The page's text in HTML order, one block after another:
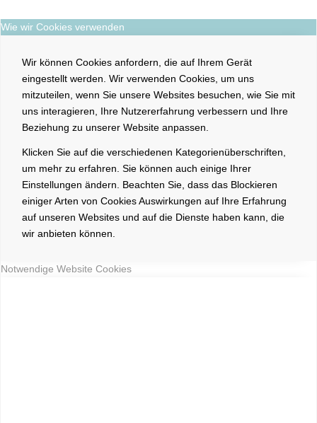
Wie wir Cookies verwenden
Wir können Cookies anfordern, die auf Ihrem Gerät
eingestellt werden. Wir verwenden Cookies, um uns
mitzuteilen, wenn Sie unsere Websites besuchen, wie Sie mit
uns interagieren, Ihre Nutzererfahrung verbessern und Ihre
Beziehung zu unserer Website anpassen.
Klicken Sie auf die verschiedenen Kategorienüberschriften,
um mehr zu erfahren. Sie können auch einige Ihrer
Einstellungen ändern. Beachten Sie, dass das Blockieren
einiger Arten von Cookies Auswirkungen auf Ihre Erfahrung
auf unseren Websites und auf die Dienste haben kann, die
wir anbieten können.
Notwendige Website Cookies